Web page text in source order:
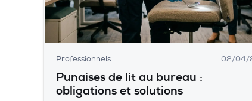
Professionnels 02/04/
Punaises de lit au bureau :
obligations et solutions